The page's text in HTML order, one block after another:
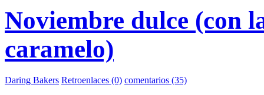
Noviembre dulce (con
caramelo)
Daring Bakers Retroenlaces (0) comentarios (35)